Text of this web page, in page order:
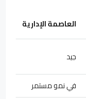
العاصمة الإدارية
جيد
في نمو مستمر